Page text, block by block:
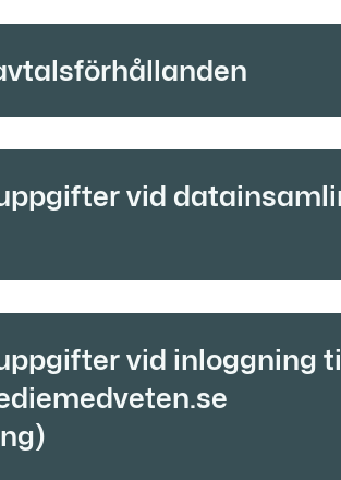
vid
vid inloggning